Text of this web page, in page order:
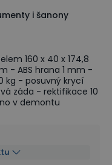
i šanony
160 x 40 x 174,8
- ABS hrana 1 mm -
kg - posuvný krycí
záda - rektifikace 10
v demontu